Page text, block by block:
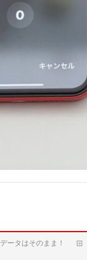
データはそのまま！